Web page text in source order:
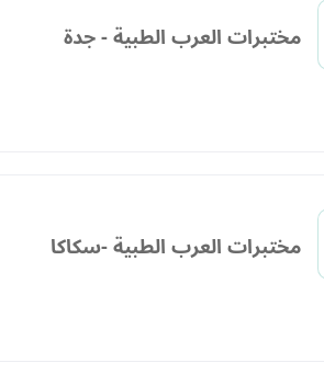
مختبرات العرب الطبية - جدة
مختبرات العرب الطبية -سكاكا